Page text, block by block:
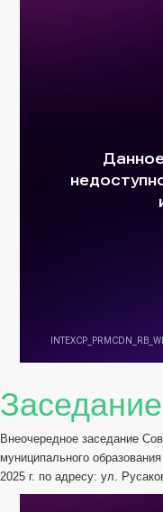
Внеочередное заседание
муниципального
2025 г. по адресу: ул.